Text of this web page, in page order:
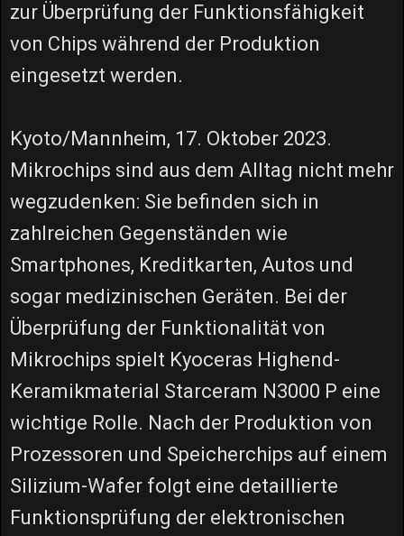
zur Überprüfung der Funktionsfähigkeit
von Chips während der Produktion
eingesetzt werden.
Kyoto/Mannheim, 17. Oktober 2023.
Mikrochips sind aus dem Alltag nicht mehr
wegzudenken: Sie befinden sich in
zahlreichen Gegenständen wie
Smartphones, Kreditkarten, Autos und
sogar medizinischen Geräten. Bei der
Überprüfung der Funktionalität von
Mikrochips spielt Kyoceras Highend-
Keramikmaterial Starceram N3000 P eine
wichtige Rolle. Nach der Produktion von
Prozessoren und Speicherchips auf einem
Silizium-Wafer folgt eine detaillierte
Funktionsprüfung der elektronischen